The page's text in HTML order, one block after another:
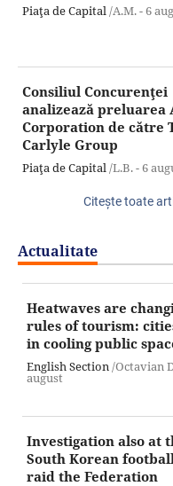
Piaţa de Capital/A.M. -6
Consiliul Concurenţei
analizează preluarea
Corporation de către
Carlyle Group
Piaţa de Capital/L.B. -6
Citeşte toate
Actualitate
Heatwaves are
rules of tourism:
in cooling public
English Section/Octavian
august
Investigation also at
South Korean
raid the Federation